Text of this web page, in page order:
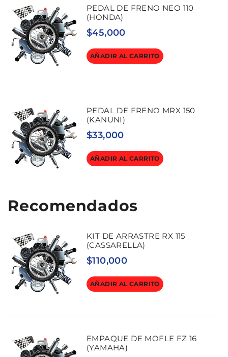
PEDAL DE FRENO NEO 110
(HONDA)
$45,000
AÑADIR AL CARRITO
PEDAL DE FRENO MRX 150
(KANUNI)
$33,000
AÑADIR AL CARRITO
Recomendados
KIT DE ARRASTRE RX 115
(CASSARELLA)
$110,000
AÑADIR AL CARRITO
EMPAQUE DE MOFLE FZ 16
(YAMAHA)